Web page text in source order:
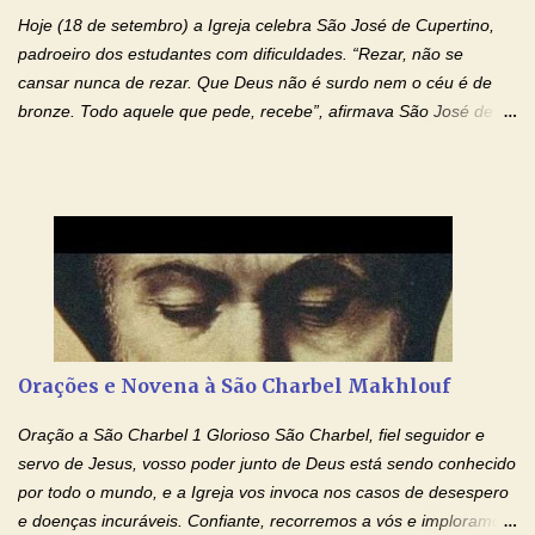
drogas, c...
Hoje (18 de setembro) a Igreja celebra São José de Cupertino,
padroeiro dos estudantes com dificuldades. “Rezar, não se
cansar nunca de rezar. Que Deus não é surdo nem o céu é de
bronze. Todo aquele que pede, recebe”, afirmava São José de
mim o teu fervor, a tua sabedoria e a tua fé. Mostra tua bondade,
ajudando-me e eu me esforçarei para imitar tuas virtudes.
Glória… Amável protetor meu, o estudo geralmente é difícil, duro
e entediante para mim. Tu podes deixar tudo isso mais fácil e
esforço maior em meus estudos e uma vida mais digna de tua
santidade. Glória… Deus, que quiseste atrair tudo a teu unigênito
Filho, que foi crucificado, permite que, pelos méritos e exemplos
de te...
Orações e Novena à São Charbel Makhlouf
Oração a São Charbel 1 Glorioso São Charbel, fiel seguidor e
servo de Jesus, vosso poder junto de Deus está sendo conhecido
por todo o mundo, e a Igreja vos invoca nos casos de desespero
e doenças incuráveis. Confiante, recorremos a vós e imploramos